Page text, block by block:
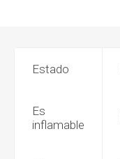
Estado
Es
inflamable